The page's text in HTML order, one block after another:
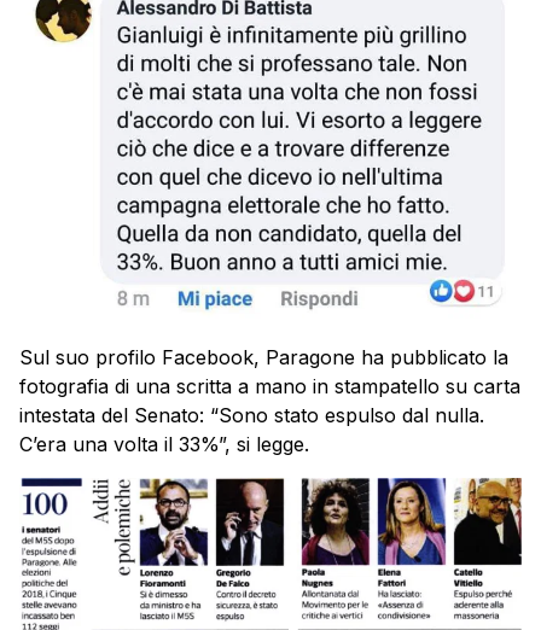
Sul suo profilo Facebook, Paragone ha pubblicato la
fotografia di una scritta a mano in stampatello su carta
intestata del Senato: “Sono stato espulso dal nulla.
C’era una volta il 33%”, si legge.